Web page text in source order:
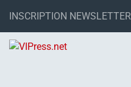
INSCRIPTION NEWSLETTER